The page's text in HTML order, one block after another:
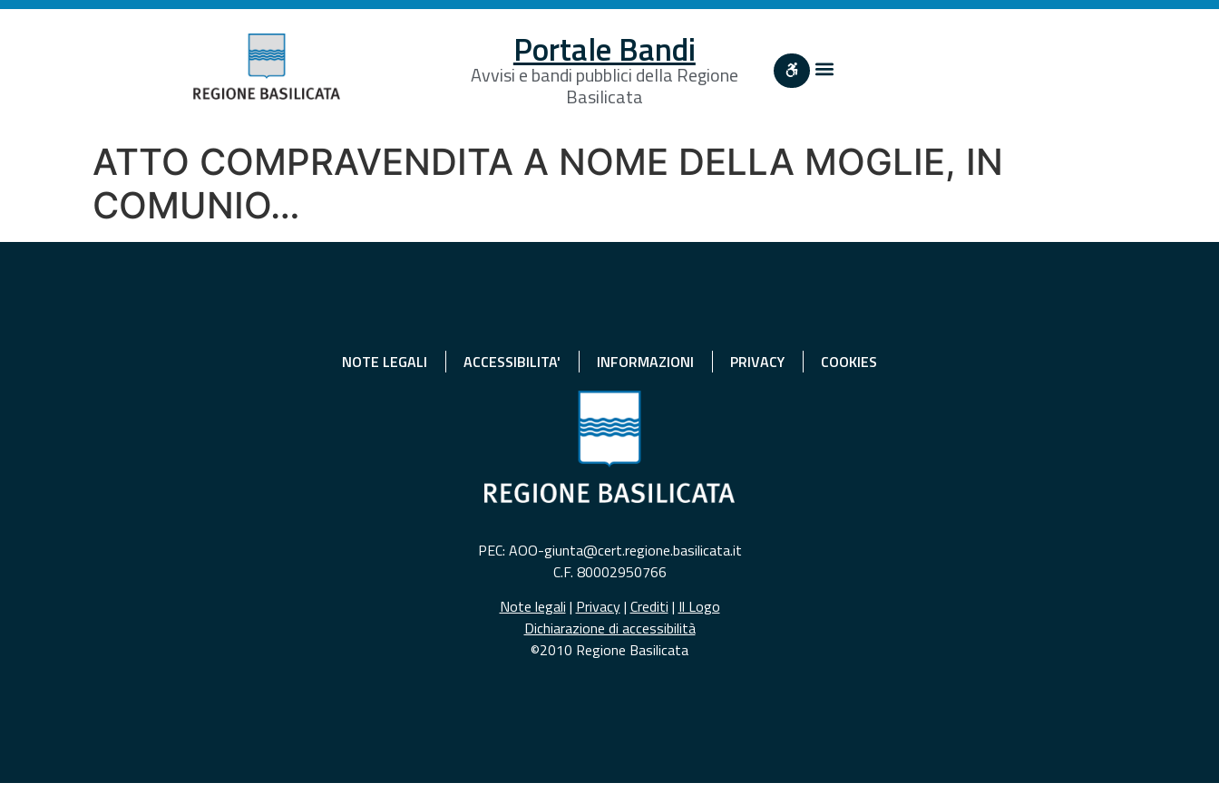
Portale Bandi
Avvisi e bandi pubblici della Regione
Basilicata
ATTO COMPRAVENDITA A NOME DELLA MOGLIE, IN
COMUNIO…
NOTE LEGALI ACCESSIBILITA' INFORMAZIONI PRIVACY COOKIES
PEC: AOO-giunta@cert.regione.basilicata.it
C.F. 80002950766
Note legali | Privacy| Crediti | Il Logo
Dichiarazione di accessibilità
©2010 Regione Basilicata